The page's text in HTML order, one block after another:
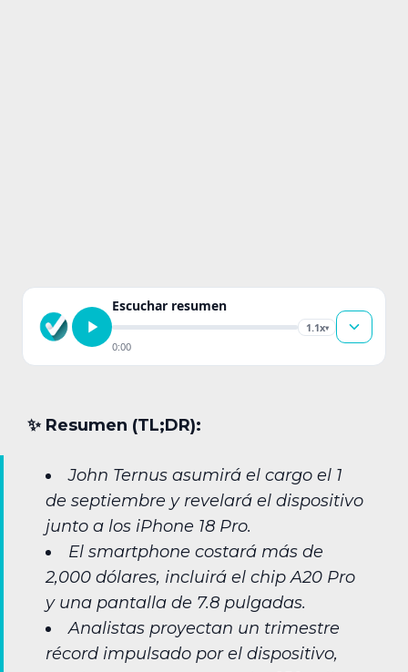
Escuchar resumen
1.1x▾
0:00
✨︎ Resumen (TL;DR):
John Ternus asumirá el cargo el 1
de septiembre y revelará el dispositivo
junto a los iPhone 18 Pro.
El smartphone costará más de
2,000 dólares, incluirá el chip A20 Pro
y una pantalla de 7.8 pulgadas.
Analistas proyectan un trimestre
récord impulsado por el dispositivo,